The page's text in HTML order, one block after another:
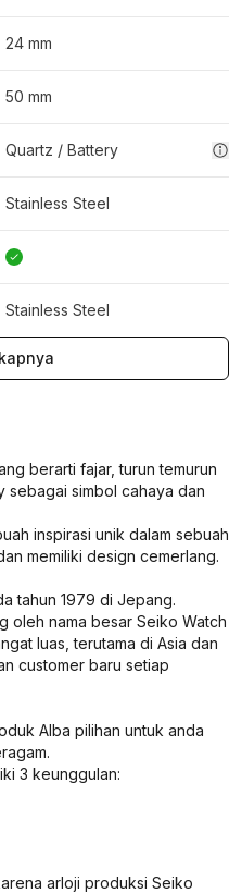
24 mm
50 mm
Quartz / Battery
Stainless Steel
Stainless Steel
berarti fajar, turun temurun
sebagai simbol cahaya dan
inspirasi unik dalam sebuah
memiliki design cemerlang.
tahun 1979 di Jepang.
oleh nama besar Seiko Watch
luas, terutama di Asia dan
customer baru setiap
Alba pilihan untuk anda
3 keunggulan:
arloji produksi Seiko